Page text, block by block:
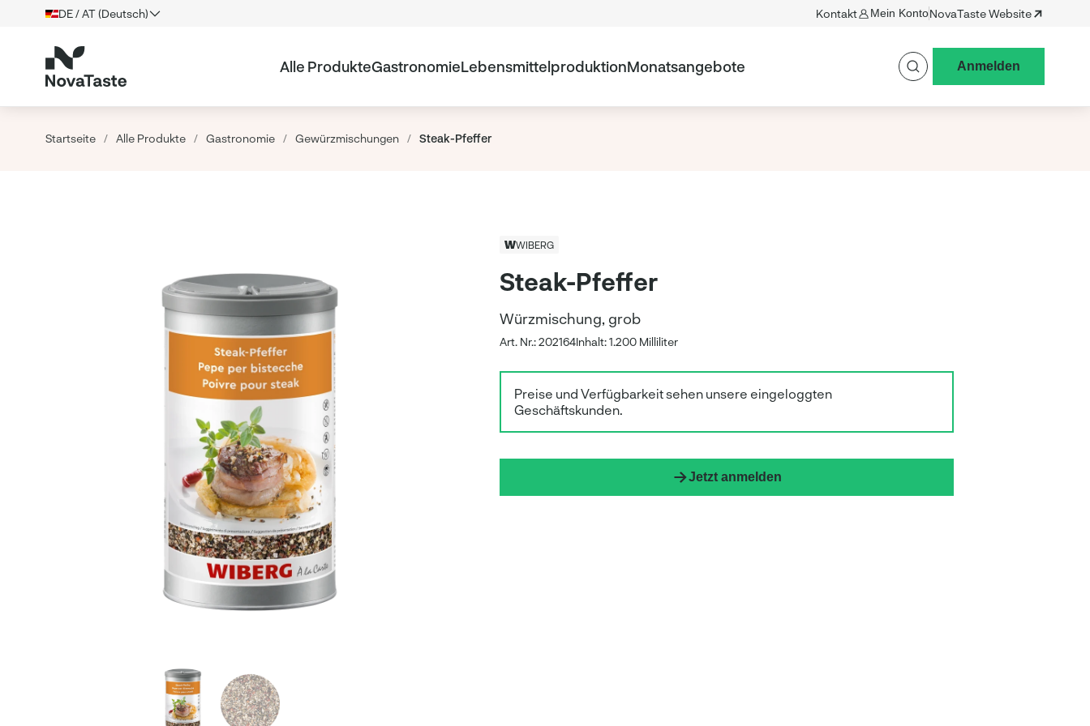
DE / AT (Deutsch) Kontakt Mein KontoNovaTaste Website
Alle ProdukteGastronomieLebensmittelproduktionMonatsangebote Anmelden
Startseite / Alle Produkte / Gastronomie / Gewürzmischungen / Steak-Pfeffer
WIBERG
Steak-Pfeffer
Würzmischung, grob
Art. Nr.: 202164Inhalt: 1.200 Milliliter
Preise und Verfügbarkeit sehen unsere eingeloggten
Geschäftskunden.
Jetzt anmelden